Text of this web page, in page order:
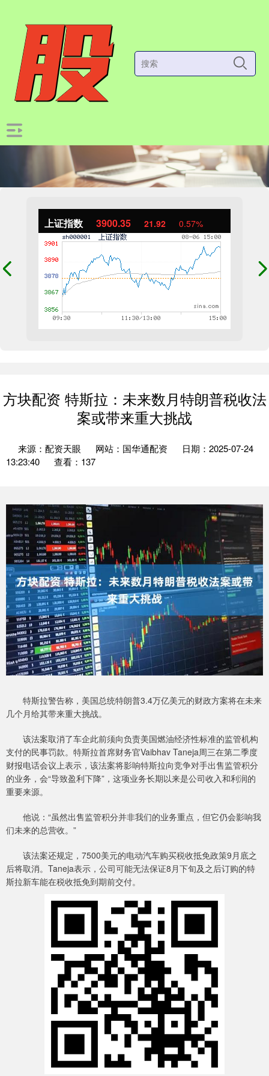
上证指数 3900.35 21.92 0.57%
方块配资 特斯拉：未来数月特朗普税收法
案或带来重大挑战
来源：配资天眼 网站：国华通配资
日期：2025-07-24
13:23:40
查看：137
特斯拉警告称，美国总统特朗普3.4万亿美元的财政方案将在未来
几个月给其带来重大挑战。
该法案取消了车企此前须向负责美国燃油经济性标准的监管机构
支付的民事罚款。特斯拉首席财务官Vaibhav Taneja周三在第二季度
财报电话会议上表示，该法案将影响特斯拉向竞争对手出售监管积分
的业务，会“导致盈利下降”，这项业务长期以来是公司收入和利润的
重要来源。
他说：“虽然出售监管积分并非我们的业务重点，但它仍会影响我
们未来的总营收。”
该法案还规定，7500美元的电动汽车购买税收抵免政策9月底之
后将取消。Taneja表示，公司可能无法保证8月下旬及之后订购的特
斯拉新车能在税收抵免到期前交付。